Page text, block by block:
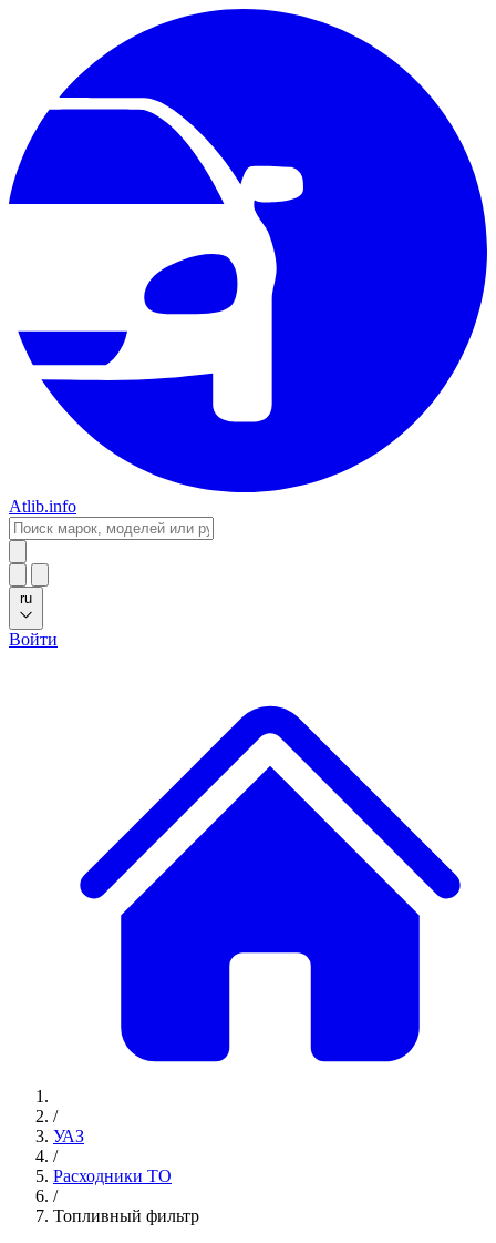
Atlib.info
ru
Войти
/
УАЗ
/
Расходники ТО
/
Топливный фильтр